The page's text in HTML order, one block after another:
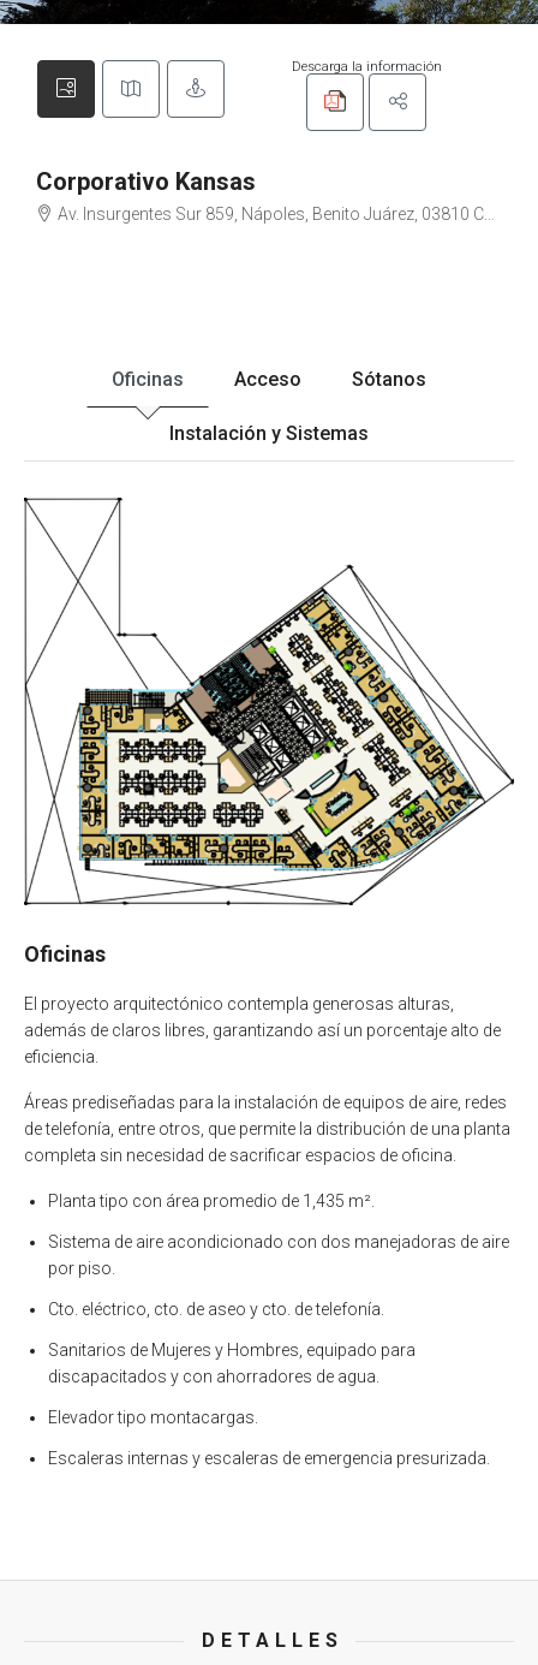
Descarga la información
Corporativo Kansas
Av. Insurgentes Sur 859, Nápoles, Benito Juárez, 03810 CDMX
Oficinas Acceso Sótanos
Instalación y Sistemas
Oficinas
El proyecto arquitectónico contempla generosas alturas,
además de claros libres, garantizando así un porcentaje alto de
eficiencia.
Áreas prediseñadas para la instalación de equipos de aire, redes
de telefonía, entre otros, que permite la distribución de una planta
completa sin necesidad de sacrificar espacios de oficina.
Planta tipo con área promedio de 1,435 m².
Sistema de aire acondicionado con dos manejadoras de aire
por piso.
Cto. eléctrico, cto. de aseo y cto. de telefonía.
Sanitarios de Mujeres y Hombres, equipado para
discapacitados y con ahorradores de agua.
Elevador tipo montacargas.
Escaleras internas y escaleras de emergencia presurizada.
DETALLES